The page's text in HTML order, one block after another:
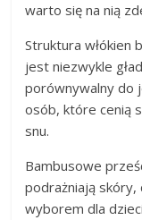
warto się na nią
Struktura włókien
jest niezwykle
porównywalny do
osób, które cenią
snu.
Bambusowe
podrażniają skóry,
wyborem dla